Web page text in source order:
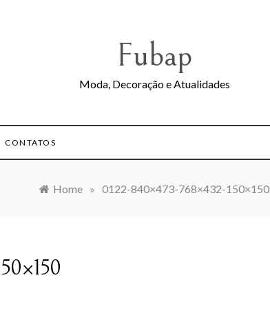
Fubap
Moda, Decoração e Atualidades
CONTATOS
Home » 0122-840×473-768×432-150×150